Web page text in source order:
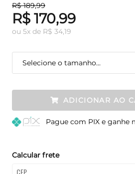
R$ 189,99
R$ 170,99
ou 5x de R$ 34,19
Selecione o tamanho...
ADICIONAR AO
Pague com PIX e ganhe
Calcular frete